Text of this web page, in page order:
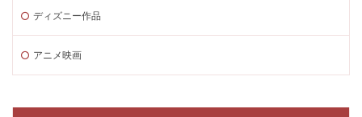
ディズニー作品
アニメ映画